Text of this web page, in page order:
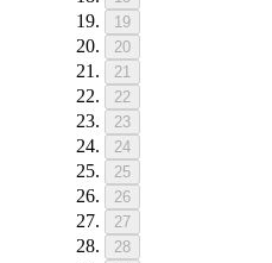
19
20
21
22
23
24
25
26
27
28